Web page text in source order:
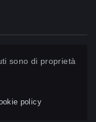
sono di proprietà
policy